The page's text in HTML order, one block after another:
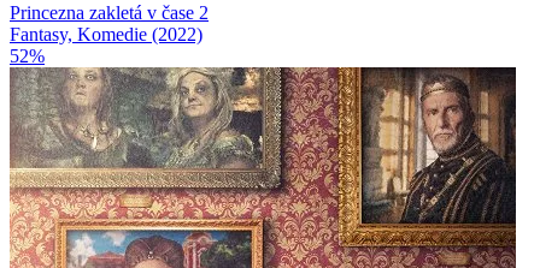
Princezna zakletá v čase 2
Fantasy, Komedie (2022)
52%